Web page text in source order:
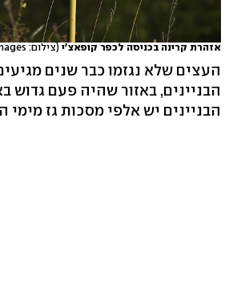
אזהרת קרינה בכניסה לכפר קופאצ'י (צילום: gettyimages)
העצים שלא נגזמו כבר שנים
הבניינים, באזור שהיה פעם גדוש
הבניינים יש אלפי מסכות גז